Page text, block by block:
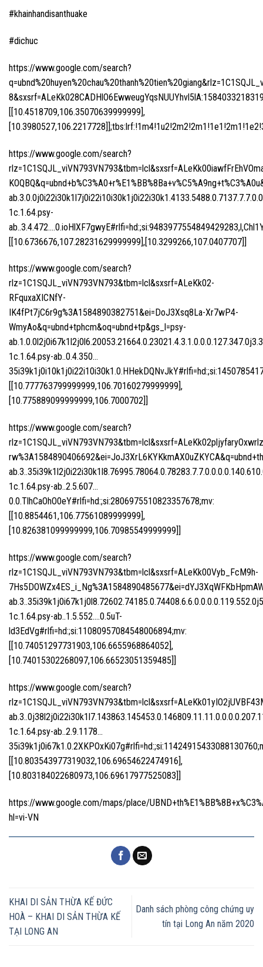
#khainhandisanthuake
#dichuc
https://www.google.com/search?
[[10.4518709,106.35070639999999],
https://www.google.com/search?
1c.1.64.psy-
[[10.6736676,107.28231629999999],[10.3299266,107.0407707]]
https://www.google.com/search?
rlz=1C1SQJL_viVN793VN793&tbm=lcl&sxsrf=ALeKk02-
RFquxaXICNfY-
IK4fPt7jC6r9g%3A1584890382751&ei=DoJ3Xsq8La-Xr7wP4-
WmyAo&q=ubnd+tphcm&oq=ubnd+tp&gs_l=psy-
1c.1.64.psy-ab..0.4.350…
[[10.777763799999999,106.70160279999999],
[10.775889099999999,106.7000702]]
https://www.google.com/search?
1c.1.64.psy-ab..2.5.607…
0.0.TlhCaOhO0eY#rlfi=hd:;si:2806975510823357678;mv:
[[10.8854461,106.77561089999999],
[10.826381099999999,106.70985549999999]]
https://www.google.com/search?
rlz=1C1SQJL_viVN793VN793&tbm=lcl&sxsrf=ALeKk00Vyb_FcM9h-
1c.1.64.psy-ab..1.5.552….0.5uT-
ld3EdVg#rlfi=hd:;si:11080957084548006894;mv:
[[10.74051297731903,106.6655968864052],
[10.74015302268097,106.66523051359485]]
https://www.google.com/search?
1c.1.64.psy-ab..2.9.1178…
[[10.803543977319032,106.69654622474916],
[10.803184022680973,106.69617977525083]]
https://www.google.com/maps/place/
hl=vi-VN
KHAI DI SẢN THỪA KẾ ĐỨC
HOÀ – KHAI DI SẢN THỪA KẾ
TẠI LONG AN
Danh sách phòng công chứng uy
tín tại Long An năm 2020